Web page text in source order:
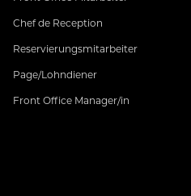
Chef de Reception
Reservierungsmitarbeiter
Page/Lohndiener
Front Office Manager/in